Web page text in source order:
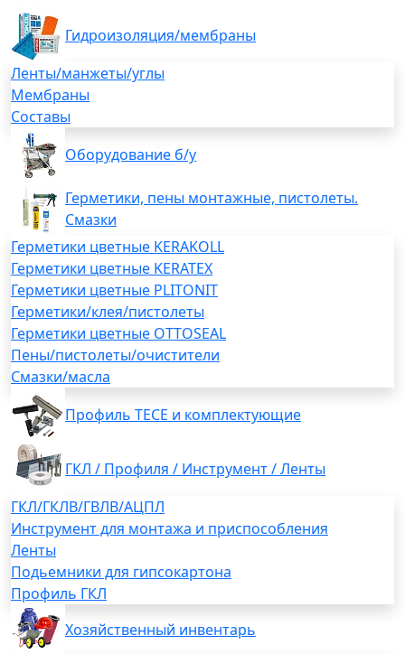
Гидроизоляция/мембраны
Ленты/манжеты/углы
Мембраны
Составы
Оборудование б/у
Герметики, пены монтажные, пистолеты.
Смазки
Герметики цветные KERAKOLL
Герметики цветные KERATEX
Герметики цветные PLITONIT
Герметики/клея/пистолеты
Герметики цветные OTTOSEAL
Пены/пистолеты/очистители
Смазки/масла
Профиль TECE и комплектующие
ГКЛ / Профиля / Инструмент / Ленты
ГКЛ/ГКЛВ/ГВЛВ/АЦПЛ
Инструмент для монтажа и приспособления
Ленты
Подьемники для гипсокартона
Профиль ГКЛ
Хозяйственный инвентарь